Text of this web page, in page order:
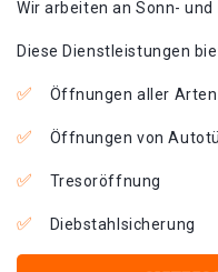
Wir arbeiten an Sonn-
Diese Dienstleistungen
Öffnungen aller Arten
Öffnungen von
Tresoröffnung
Diebstahlsicherung